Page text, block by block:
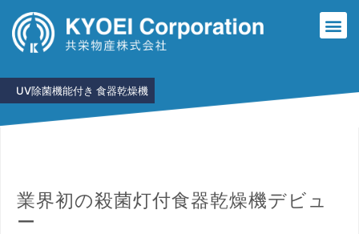
UV除菌機能付き 食器乾燥機
業界初の殺菌灯付食器乾燥機デビュ
ー